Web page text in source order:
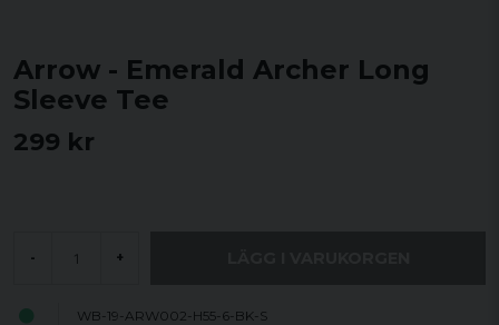
Arrow - Emerald Archer Long
Sleeve Tee
299 kr
- +
WB-19-ARW002-H55-6-BK-S